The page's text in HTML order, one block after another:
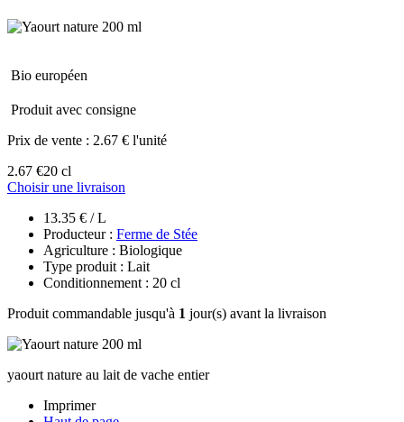
Bio européen
Produit avec consigne
Prix de vente : 2.67 € l'unité
2.67 €20 cl
Choisir une livraison
13.35 € / L
Producteur : Ferme de Stée
Agriculture : Biologique
Type produit : Lait
Conditionnement : 20 cl
Produit commandable jusqu'à 1 jour(s) avant la livraison
yaourt nature au lait de vache entier
Imprimer